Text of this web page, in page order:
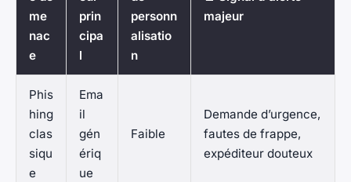
me
nac
e
prin
cipa
l
personn
alisatio
n
majeur
Phis
hing
clas
siqu
e
Ema
il
gén
ériq
ue
Faible
Demande d’urgence,
fautes de frappe,
expéditeur douteux